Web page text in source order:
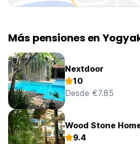
Más pensiones en
Nextdoor
10
Desde €7.85
Wood Stone
9.4